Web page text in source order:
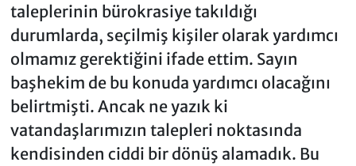
taleplerinin bürokrasiye takıldığı
durumlarda, seçilmiş kişiler olarak yardımcı
olmamız gerektiğini ifade ettim. Sayın
başhekim de bu konuda yardımcı olacağını
belirtmişti. Ancak ne yazık ki
vatandaşlarımızın talepleri noktasında
kendisinden ciddi bir dönüş alamadık. Bu